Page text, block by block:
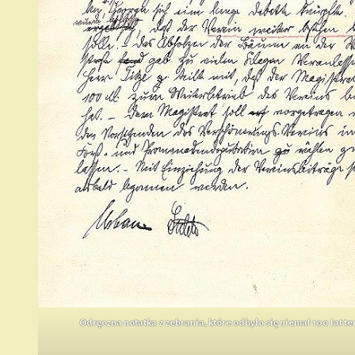
Odręczna notatka z zebrania, które odbyło się niemal 100 lat